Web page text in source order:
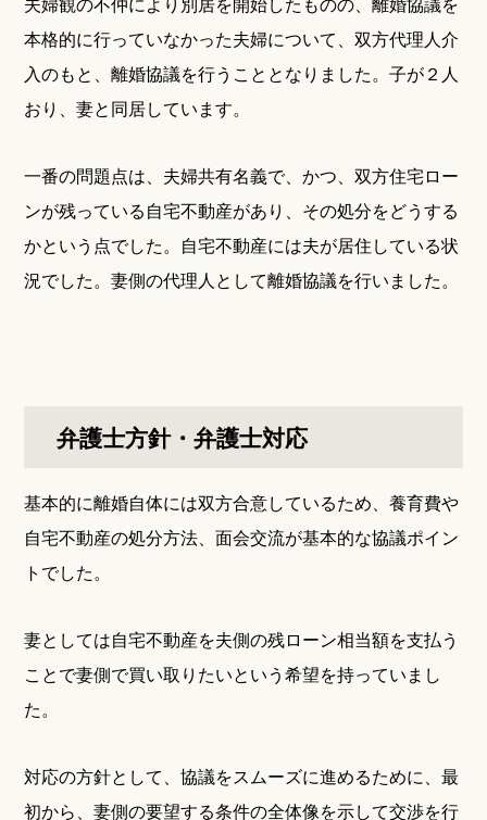
本格的に行っていなかった夫婦について、双方代理人介
入のもと、離婚協議を行うこととなりました。子が２人
おり、妻と同居しています。
一番の問題点は、夫婦共有名義で、かつ、双方住宅ロー
ンが残っている自宅不動産があり、その処分をどうする
かという点でした。自宅不動産には夫が居住している状
況でした。妻側の代理人として離婚協議を行いました。
弁護士方針・弁護士対応
基本的に離婚自体には双方合意しているため、養育費や
自宅不動産の処分方法、面会交流が基本的な協議ポイン
トでした。
妻としては自宅不動産を夫側の残ローン相当額を支払う
ことで妻側で買い取りたいという希望を持っていまし
た。
対応の方針として、協議をスムーズに進めるために、最
初から、妻側の要望する条件の全体像を示して交渉を行